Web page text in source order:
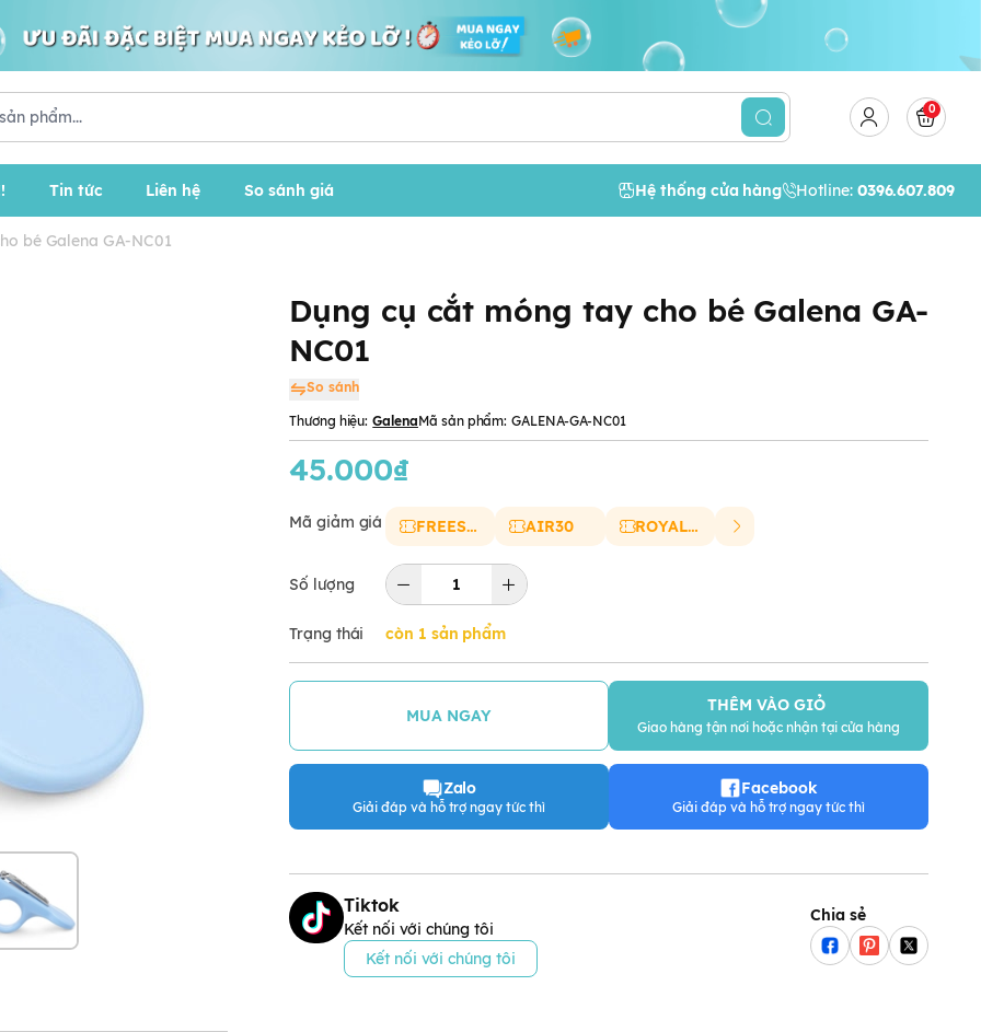
0
Tin tức Liên hệ So sánh giá Hệ thống cửa hàng Hotline: 0396.607.809
bé Galena GA-NC01
Dụng cụ cắt móng tay cho bé Galena GA-
NC01
So sánh
Thương hiệu: GalenaMã sản phẩm: GALENA-GA-NC01
45.000₫
Mã giảm giá FREESHIP AIR30 ROYAL20
Số lượng
Trạng thái còn 1 sản phẩm
MUA NGAY
THÊM VÀO GIỎ
Giao hàng tận nơi hoặc nhận tại cửa hàng
Zalo
Giải đáp và hỗ trợ ngay tức thì
Facebook
Giải đáp và hỗ trợ ngay tức thì
Tiktok
Kết nối với chúng tôi
Kết nối với chúng tôi
Chia sẻ